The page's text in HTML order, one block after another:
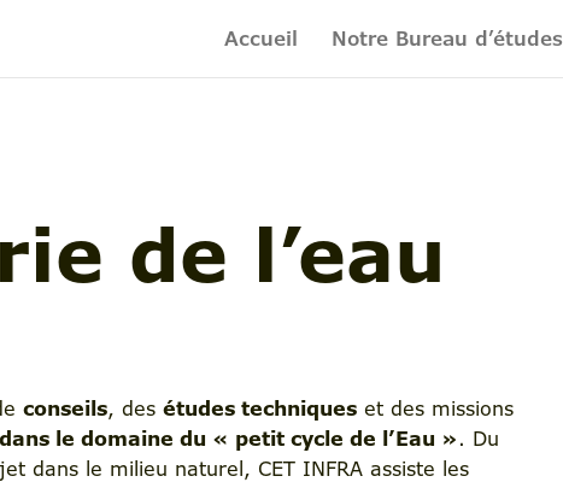
Accueil Notre Bureau d’études
de l’eau
conseils, desétudes techniques et des missions
le domaine du « petit cycle de l’Eau ». Du
dans le milieu naturel, CET INFRA assiste les